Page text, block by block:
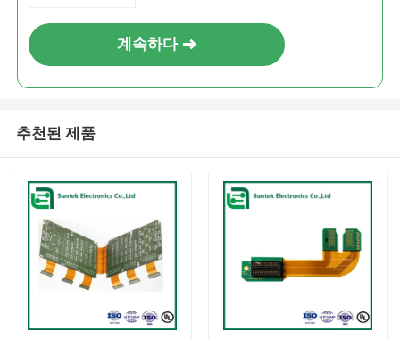
계속하다
추천된 제품